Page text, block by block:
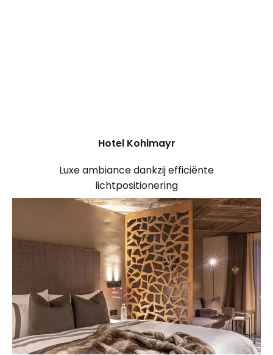
Hotel Kohlmayr
Luxe ambiance dankzij efficiënte
lichtpositionering